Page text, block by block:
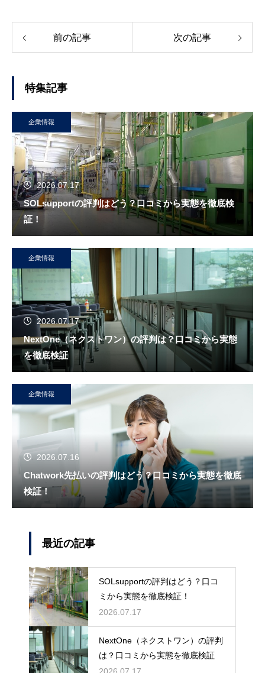
前の記事 次の記事
特集記事
企業情報
2026.07.17
SOLsupportの評判はどう？口コミから実態を徹底検
証！
企業情報
2026.07.17
NextOne（ネクストワン）の評判は？口コミから実態
を徹底検証
企業情報
2026.07.16
Chatwork先払いの評判はどう？口コミから実態を徹底
検証！
最近の記事
SOLsupportの評判はどう？口コ
ミから実態を徹底検証！
2026.07.17
NextOne（ネクストワン）の評判
は？口コミから実態を徹底検証